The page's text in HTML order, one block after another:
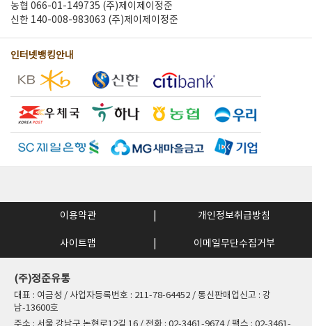
농협 066-01-149735 (주)제이제이정준
신한 140-008-983063 (주)제이제이정준
인터넷뱅킹안내
이용약관 개인정보취급방침
사이트맵 이메일무단수집거부
(주)정준유통
대표 : 여금성 / 사업자등록번호 : 211-78-64452 / 통신판매업신고 : 강
남-13600호